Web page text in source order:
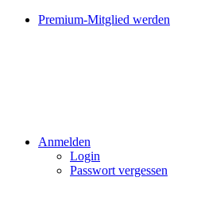
Premium-Mitglied werden
Anmelden
Login
Passwort vergessen